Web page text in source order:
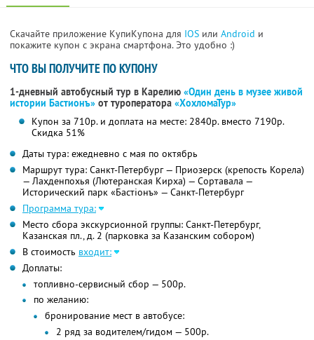
Скачайте приложение КупиКупона для IOS или Android и
покажите купон с экрана смартфона. Это удобно :)
ЧТО ВЫ ПОЛУЧИТЕ ПО КУПОНУ
1-дневный автобусный тур в Карелию «Один день в музее живой
истории Бастионъ» от туроператора «ХохломаТур»
Купон за 710р. и доплата на месте: 2840р. вместо 7190р.
Скидка 51%
Даты тура: ежедневно с мая по октябрь
Маршрут тура: Санкт-Петербург — Приозерск (крепость Корела)
— Лахденпохья (Лютеранская Кирха) — Сортавала —
Исторический парк «Бастiонъ» — Санкт-Петербург
Программа тура:
Место сбора экскурсионной группы: Санкт-Петербург,
Казанская пл., д. 2 (парковка за Казанским собором)
В стоимость входит:
Доплаты:
топливно-сервисный сбор — 500р.
по желанию:
бронирование мест в автобусе:
2 ряд за водителем/гидом — 500р.